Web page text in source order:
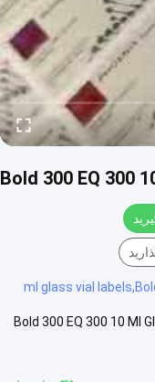
Bold 300 EQ 300
Bold 300 EQ 300 10 Ml